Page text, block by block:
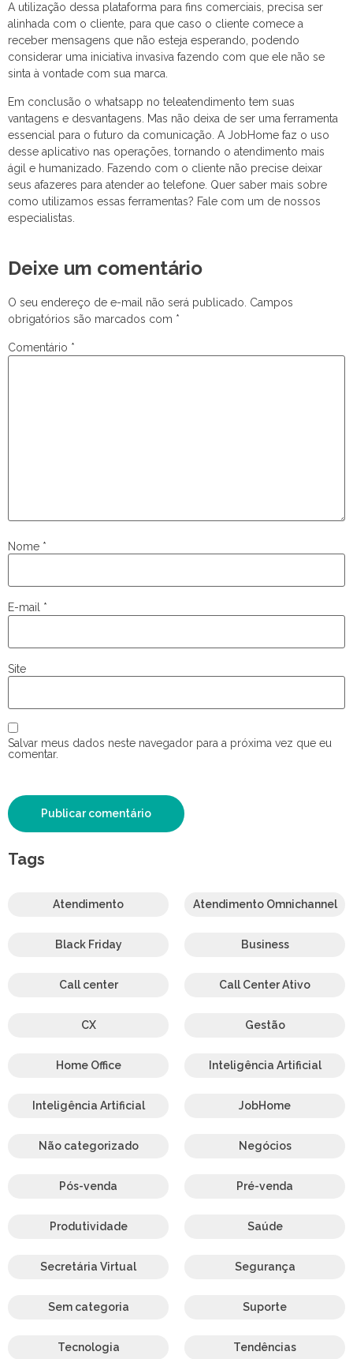
A utilização dessa plataforma para fins comerciais, precisa ser
alinhada com o cliente, para que caso o cliente comece a
receber mensagens que não esteja esperando, podendo
considerar uma iniciativa invasiva fazendo com que ele não se
sinta à vontade com sua marca.
Em conclusão o whatsapp no teleatendimento tem suas
vantagens e desvantagens. Mas não deixa de ser uma ferramenta
essencial para o futuro da comunicação. A JobHome faz o uso
desse aplicativo nas operações, tornando o atendimento mais
ágil e humanizado. Fazendo com o cliente não precise deixar
seus afazeres para atender ao telefone. Quer saber mais sobre
como utilizamos essas ferramentas? Fale com um de nossos
especialistas.
Deixe um comentário
O seu endereço de e-mail não será publicado. Campos
obrigatórios são marcados com *
Comentário *
Nome *
E-mail *
Site
Salvar meus dados neste navegador para a próxima vez que eu
comentar.
Tags
Atendimento Atendimento Omnichannel
Black Friday Business
Call center Call Center Ativo
CX Gestão
Home Office Inteligência Artificial
Inteligência Artificial JobHome
Não categorizado Negócios
Pós-venda Pré-venda
Produtividade Saúde
Secretária Virtual Segurança
Sem categoria Suporte
Tecnologia Tendências